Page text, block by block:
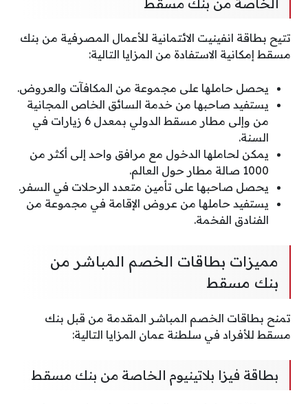
الخاصة من بنك مسقط
تتيح بطاقة انفينيت الائتمانية للأعمال المصرفية من بنك
مسقط إمكانية الاستفادة من المزايا التالية:
يحصل حاملها على مجموعة من المكافآت والعروض.
يستفيد صاحبها من خدمة السائق الخاص المجانية
من وإلى مطار مسقط الدولي بمعدل 6 زيارات في
السنة.
يمكن لحاملها الدخول مع مرافق واحد إلى أكثر من
1000 صالة مطار حول العالم.
يحصل صاحبها على تأمين متعدد الرحلات في السفر.
يستفيد حاملها من عروض الإقامة في مجموعة من
الفنادق الفخمة.
مميزات بطاقات الخصم المباشر من
بنك مسقط
تمنح بطاقات الخصم المباشر المقدمة من قبل بنك
مسقط للأفراد في سلطنة عمان المزايا التالية:
بطاقة فيزا بلاتينيوم الخاصة من بنك مسقط